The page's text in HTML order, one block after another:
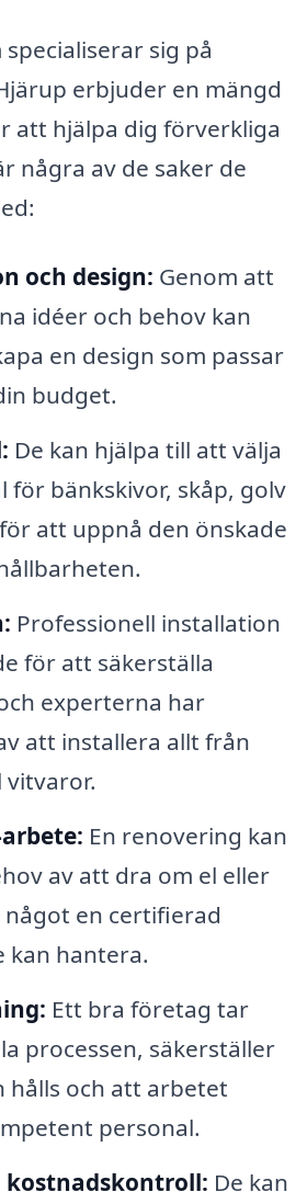
sig på
erbjuder en mängd
att hjälpa dig förverkliga
några av de saker de
och design: Genom att
idéer och behov kan
en design som passar
budget.
De kan hjälpa till att välja
för bänkskivor, skåp, golv
att uppnå den önskade
Professionell installation
för att säkerställa
experterna har
att installera allt från
vitvaror.
arbete: En renovering kan
av att dra om el eller
en certifierad
kan hantera.
Ett bra företag tar
processen, säkerställer
hålls och att arbetet
personal.
kostnadskontroll: De kan